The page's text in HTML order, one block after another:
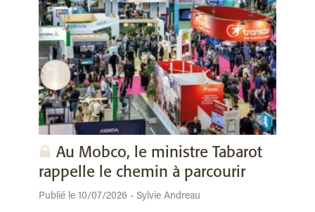
Au Mobco, le ministre Tabarot
rappelle le chemin à parcourir
Publié le 10/07/2026 - Sylvie Andreau